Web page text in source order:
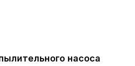
насоса